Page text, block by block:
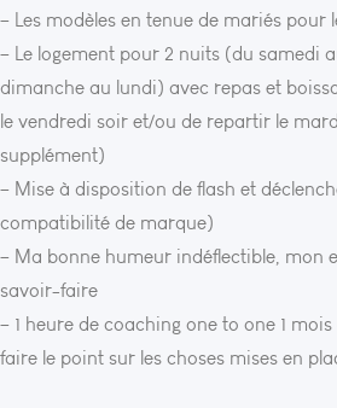
– Les modèles en tenue de mariés pour
– Le logement pour 2 nuits (du samedi
dimanche au lundi) avec repas et
le vendredi soir et/ou de repartir le
supplément)
– Mise à disposition de flash et
compatibilité de marque)
– Ma bonne humeur indéflectible, mon
savoir-faire
– 1 heure de coaching one to one 1
faire le point sur les choses mises en